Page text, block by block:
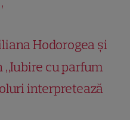
Hodorogea şi
„Iubire cu parfum
interpretează